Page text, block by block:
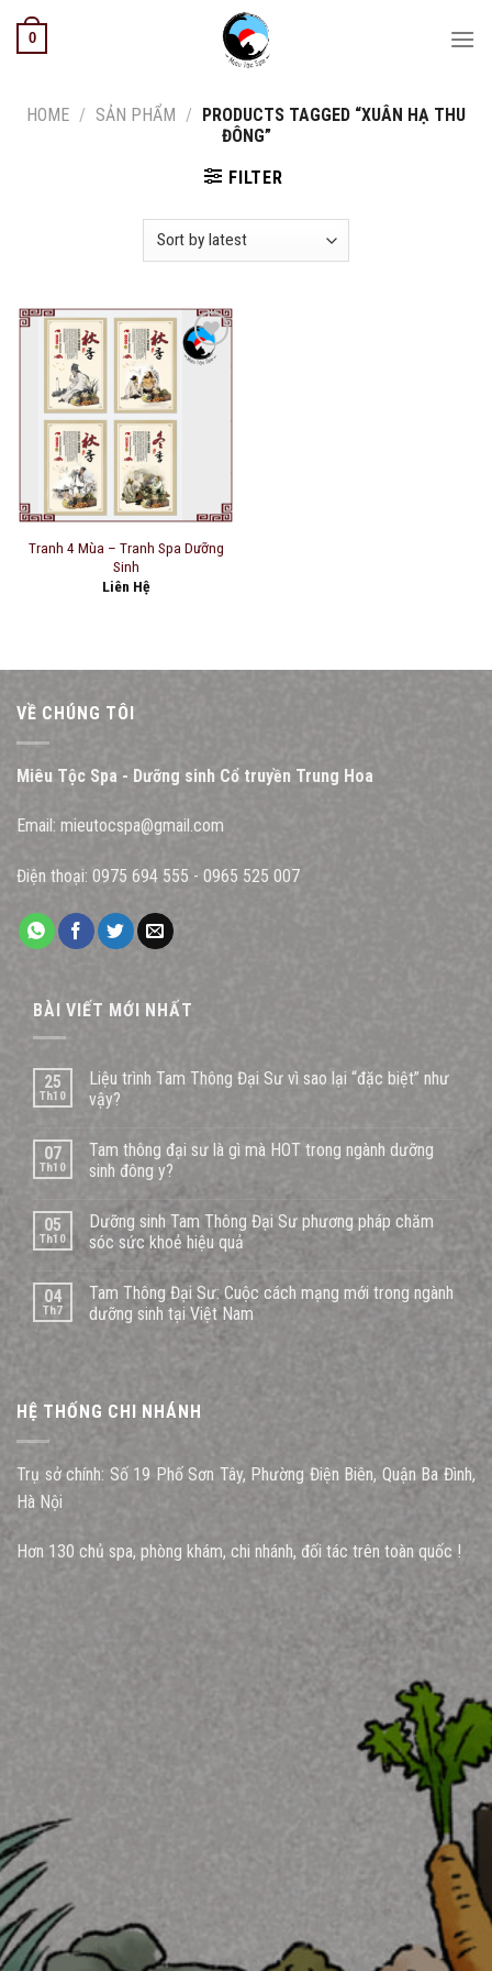
Skip
0
HOME / SẢN PHẨM / PRODUCTS TAGGED “XUÂN HẠ THU
ĐÔNG”
FILTER
Tranh 4 Mùa – Tranh Spa Dưỡng
Sinh
Liên Hệ
VỀ CHÚNG TÔI
Miêu Tộc Spa - Dưỡng sinh Cổ truyền Trung Hoa
Email: mieutocspa@gmail.com
Điện thoại: 0975 694 555 - 0965 525 007
BÀI VIẾT MỚI NHẤT
25
Th10
Liệu trình Tam Thông Đại Sư vì sao lại “đặc biệt” như
vậy?
07
Th10
Tam thông đại sư là gì mà HOT trong ngành dưỡng
sinh đông y?
05
Th10
Dưỡng sinh Tam Thông Đại Sư phương pháp chăm
sóc sức khoẻ hiệu quả
04
Th7
Tam Thông Đại Sư: Cuộc cách mạng mới trong ngành
dưỡng sinh tại Việt Nam
HỆ THỐNG CHI NHÁNH
Trụ sở chính: Số 19 Phố Sơn Tây, Phường Điện Biên, Quận Ba Đình,
Hà Nội
Hơn 130 chủ spa, phòng khám, chi nhánh, đối tác trên toàn quốc !